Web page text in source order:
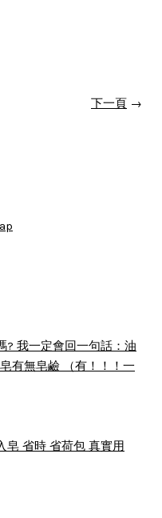
下一頁 →
? 我一定會回一句話：油
有無皂鹼 （有！！！一
皂 省時 省荷包 真實用